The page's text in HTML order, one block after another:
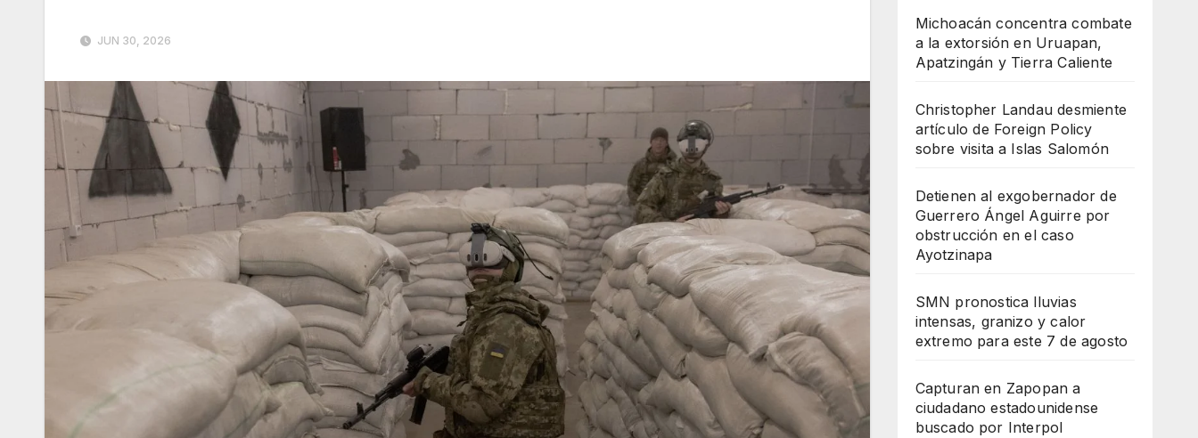
JUN 30, 2026
Michoacán concentra combate
a la extorsión en Uruapan,
Apatzingán y Tierra Caliente
Christopher Landau desmiente
artículo de Foreign Policy
sobre visita a Islas Salomón
Detienen al exgobernador de
Guerrero Ángel Aguirre por
obstrucción en el caso
Ayotzinapa
SMN pronostica lluvias
intensas, granizo y calor
extremo para este 7 de agosto
Capturan en Zapopan a
ciudadano estadounidense
buscado por Interpol